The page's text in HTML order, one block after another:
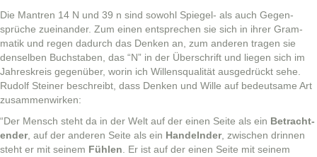
Die Mantren 14 N und 39 n sind sowohl Spiegel- als auch Gegen­
sprüche zueinan­der. Zum einen entsprechen sie sich in ihrer Gram­
matik und regen dadurch das Denken an, zum anderen tra­gen sie
densel­ben Buch­staben, das “N” in der Über­schrift und liegen sich im
Jahreskreis gegenüber, worin ich Wil­len­squal­ität aus­ge­drückt sehe.
Rudolf Stein­er beschreibt, dass Denken und Wille auf bedeut­same Art
zusammenwirken:
“Der Men­sch ste­ht da in der Welt auf der einen Seite als ein Betra­ch­t­
en­der, auf der anderen Seite als ein Han­del­nder, zwis­chen drin­nen
ste­ht er mit seinem Fühlen. Er ist auf der einen Seite mit seinem